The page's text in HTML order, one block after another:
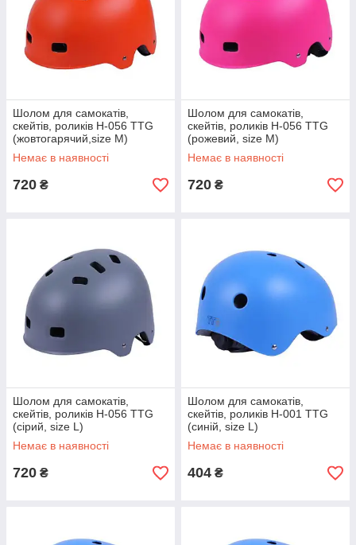
Шолом для самокатів,
скейтів, роликів H-056 TTG
(жовтогарячий,size M)
Немає в наявності
720 ₴
Шолом для самокатів,
скейтів, роликів H-056 TTG
(рожевий, size M)
Немає в наявності
720 ₴
Шолом для самокатів,
скейтів, роликів H-056 TTG
(сірий, size L)
Немає в наявності
720 ₴
Шолом для самокатів,
скейтів, роликів H-001 TTG
(синій, size L)
Немає в наявності
404 ₴